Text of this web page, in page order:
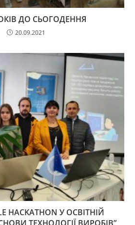
ДО СЬОГОДЕННЯ
20.09.2021
HACKATHON У ОСВІТНІЙ